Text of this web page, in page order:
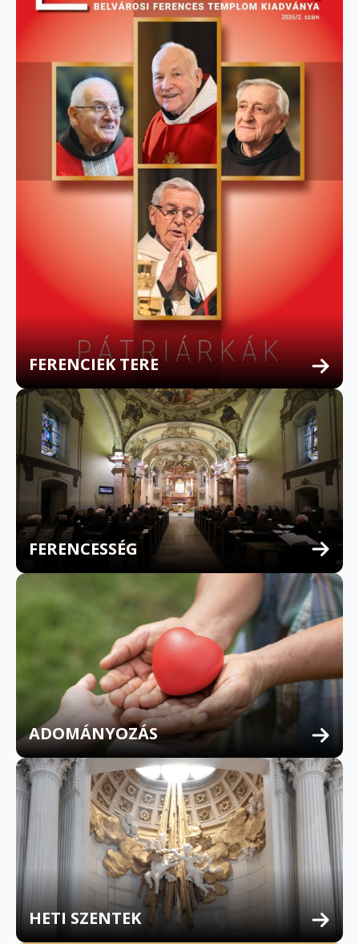
FERENCIEK TERE
FERENCESSÉG
MULTILINGUAL CONFESSION
ADOMÁNYOZÁS
HETI SZENTEK